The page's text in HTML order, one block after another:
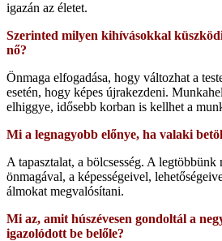
igazán az életet.
Szerinted milyen kihívásokkal
nő?
Önmaga elfogadása, hogy változhat a
esetén, hogy képes újrakezdeni.
elhiggye, idősebb korban is kellhet a
Mi a legnagyobb előnye, ha valaki
A tapasztalat, a bölcsesség. A legtöbbünk
önmagával, a képességeivel,
álmokat megvalósítani.
Mi az, amit húszévesen gondoltál a
igazolódott be belőle?